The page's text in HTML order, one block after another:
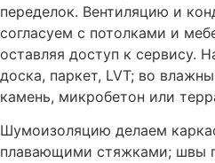
переделок. Вентиляцию и
согласуем с потолками и
оставляя доступ к сервису.
доска, паркет, LVT; во
камень, микробетон или
Шумоизоляцию делаем
плавающими стяжками; швы